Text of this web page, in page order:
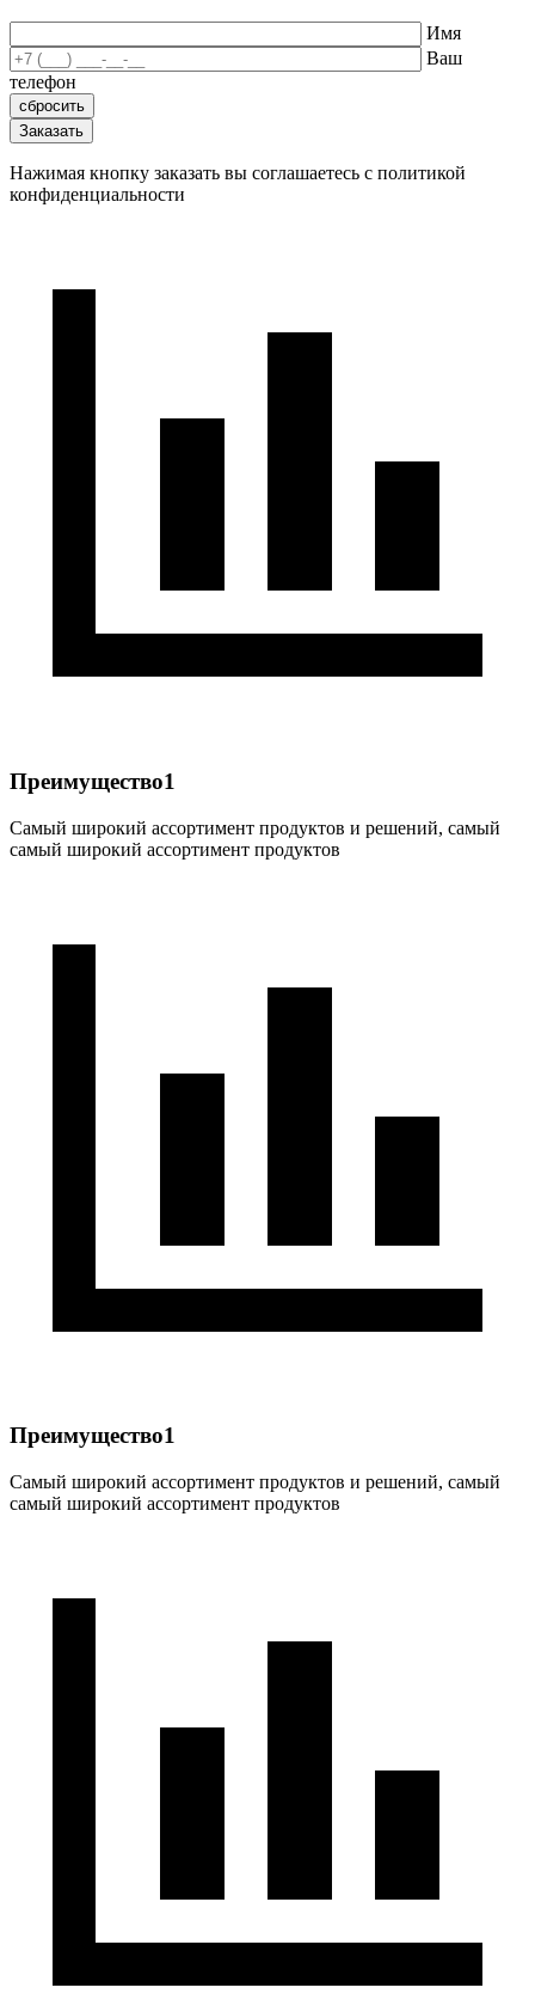
Имя
Ваш
телефон
Нажимая кнопку заказать вы соглашаетесь с политикой
конфиденциальности
Преимущество1
Самый широкий ассортимент продуктов и решений, самый
самый широкий ассортимент продуктов
Преимущество1
Самый широкий ассортимент продуктов и решений, самый
самый широкий ассортимент продуктов